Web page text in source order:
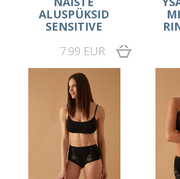
ALUSPÜKSID
SENSITIVE
7.99 EUR